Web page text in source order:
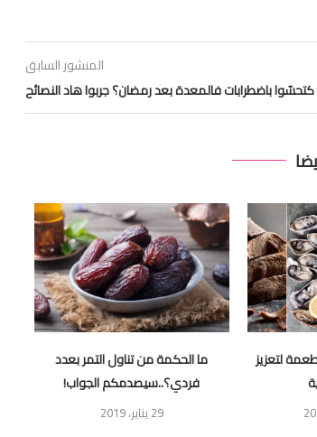
المنشور السابق
كتحسّوا باضطرابات فالمعدة بعد رمضان؟ جربوا هاد النصائح
لتعزيز
ما الحكمة من تناول التمر بعدد
فردي؟..سيصدمكم الجواب!
29 يناير، 2019